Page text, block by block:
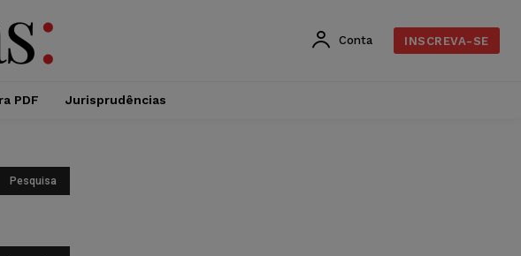
Conta INSCREVA-SE
PDF Jurisprudências